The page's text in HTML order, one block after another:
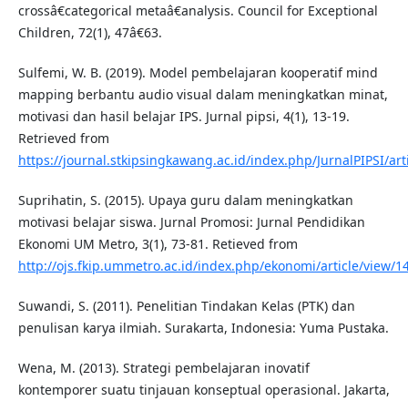
crossâ€categorical metaâ€analysis. Council for Exceptional
Children, 72(1), 47â€63.
Sulfemi, W. B. (2019). Model pembelajaran kooperatif mind
mapping berbantu audio visual dalam meningkatkan minat,
motivasi dan hasil belajar IPS. Jurnal pipsi, 4(1), 13-19.
Retrieved from
https://journal.stkipsingkawang.ac.id/index.php/JurnalPIPSI/
Suprihatin, S. (2015). Upaya guru dalam meningkatkan
motivasi belajar siswa. Jurnal Promosi: Jurnal Pendidikan
Ekonomi UM Metro, 3(1), 73-81. Retieved from
http://ojs.fkip.ummetro.ac.id/index.php/ekonomi/article/view/
Suwandi, S. (2011). Penelitian Tindakan Kelas (PTK) dan
penulisan karya ilmiah. Surakarta, Indonesia: Yuma Pustaka.
Wena, M. (2013). Strategi pembelajaran inovatif
kontemporer suatu tinjauan konseptual operasional. Jakarta,